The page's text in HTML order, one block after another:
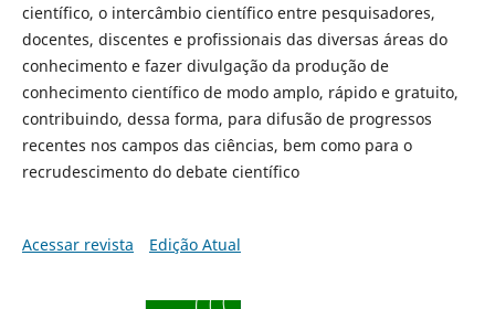
científico, o intercâmbio científico entre pesquisadores,
docentes, discentes e profissionais das diversas áreas do
conhecimento e fazer divulgação da produção de
conhecimento científico de modo amplo, rápido e gratuito,
contribuindo, dessa forma, para difusão de progressos
recentes nos campos das ciências, bem como para o
recrudescimento do debate científico
Acessar revista Edição Atual